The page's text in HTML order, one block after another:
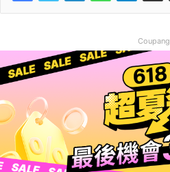
Coupang